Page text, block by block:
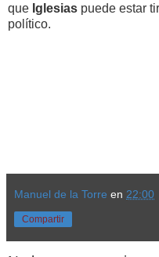
que Iglesias puede estar
político.
Manuel de la Torre en 22:00
Compartir